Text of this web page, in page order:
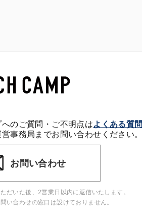
のご質問・ご不明点はよくある質問
事務局までお問い合わせください。
お問い合わせ
だいた後、2営業日以内に返信いたします。
い合わせの窓口は設けておりません。